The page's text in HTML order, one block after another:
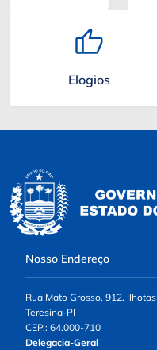
Elogios
Nosso Endereço
Rua Mato Grosso, 912, Ilhotas
Teresina-PI
CEP.: 64.000-710
Delegacia-Geral